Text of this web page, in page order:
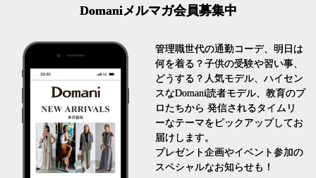
Domaniメルマガ会員募集中
管理職世代の通勤コーデ、明日は
何を着る？子供の受験や習い事、
どうする？人気モデル、ハイセン
スなDomani読者モデル、教育のプ
ロたちから 発信されるタイムリ
ーなテーマをピックアップしてお
届けします。
プレゼント企画やイベント参加の
スペシャルなお知らせも！